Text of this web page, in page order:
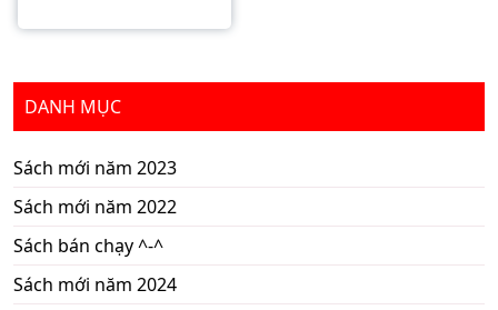
DANH MỤC
Sách mới năm 2023
Sách mới năm 2022
Sách bán chạy ^-^
Sách mới năm 2024